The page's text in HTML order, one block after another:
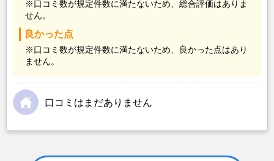
※口コミ数が規定件数に満たないため、総合評価はありま
せん。
良かった点
※口コミ数が規定件数に満たないため、良かった点はあり
ません。
口コミはまだありません